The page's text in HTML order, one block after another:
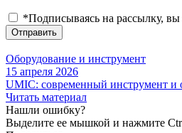
*Подписываясь на рассылку, вы
Отправить
Оборудование и инструмент
15 апреля 2026
UMIC: современный инструмент и
Читать материал
Нашли ошибку?
Выделите ее мышкой и нажмите